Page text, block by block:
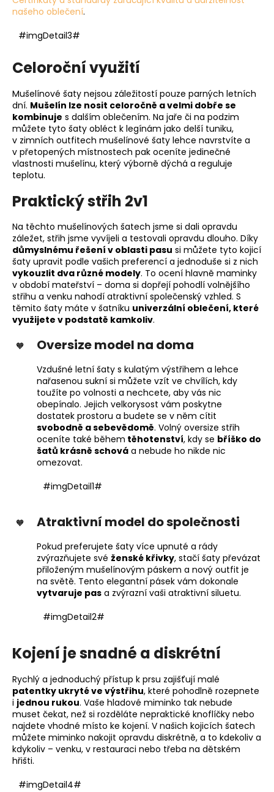
našeho oblečení.
#imgDetail3#
Celoroční využití
Mušelínové šaty nejsou záležitostí pouze parných letních
dní. Mušelín lze nosit celoročně a velmi dobře se
kombinuje s dalším oblečením. Na jaře či na podzim
můžete tyto šaty obléct k legínám jako delší tuniku,
v zimních outfitech mušelínové šaty lehce navrstvíte a
v přetopených místnostech pak oceníte jedinečné
vlastnosti mušelínu, který výborně dýchá a reguluje
teplotu.
Praktický střih 2v1
Na těchto mušelínových šatech jsme si dali opravdu
záležet, střih jsme vyvíjeli a testovali opravdu dlouho. Díky
důmyslnému řešení v oblasti pasu si můžete tyto kojicí
šaty upravit podle vašich preferencí a jednoduše si z nich
vykouzlit dva různé modely. To ocení hlavně maminky
v období mateřství – doma si dopřejí pohodlí volnějšího
střihu a venku nahodí atraktivní společenský vzhled. S
těmito šaty máte v šatníku univerzální oblečení, které
využijete v podstatě kamkoliv.
Oversize model na doma
Vzdušné letní šaty s kulatým výstřihem a lehce
nařasenou sukní si můžete vzít ve chvílích, kdy
toužíte po volnosti a nechcete, aby vás nic
obepínalo. Jejich velkorysost vám poskytne
dostatek prostoru a budete se v něm cítit
svobodně a sebevědomě. Volný oversize střih
oceníte také během těhotenství, kdy se bříško do
šatů krásně schová a nebude ho nikde nic
omezovat.
#imgDetail1#
Atraktivní model do společnosti
Pokud preferujete šaty více upnuté a rády
zvýrazňujete své ženské křivky, stačí šaty převázat
přiloženým mušelínovým páskem a nový outfit je
na světě. Tento elegantní pásek vám dokonale
vytvaruje pas a zvýrazní vaši atraktivní siluetu.
#imgDetail2#
Kojení je snadné a diskrétní
Rychlý a jednoduchý přístup k prsu zajišťují malé
patentky ukryté ve výstřihu, které pohodlně rozepnete
i jednou rukou. Vaše hladové miminko tak nebude
muset čekat, než si rozděláte nepraktické knoflíčky nebo
najdete vhodné místo ke kojení. V našich kojicích šatech
můžete miminko nakojit opravdu diskrétně, a to kdekoliv a
kdykoliv – venku, v restauraci nebo třeba na dětském
hřišti.
#imgDetail4#